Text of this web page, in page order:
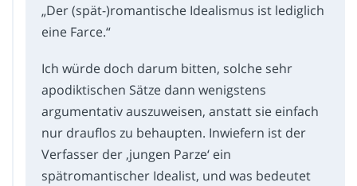
„Der (spät-)romantische Idealismus ist lediglich
eine Farce.“
Ich würde doch darum bitten, solche sehr
apodiktischen Sätze dann wenigstens
argumentativ auszuweisen, anstatt sie einfach
nur drauflos zu behaupten. Inwiefern ist der
Verfasser der ‚jungen Parze‘ ein
spätromantischer Idealist, und was bedeutet